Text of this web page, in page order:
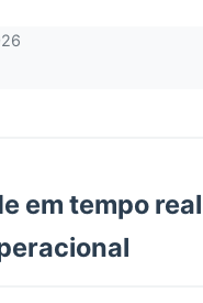
em tempo